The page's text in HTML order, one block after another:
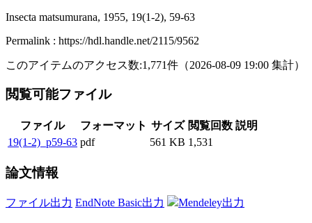
Insecta matsumurana, 1955, 19(1-2), 59-63
Permalink : https://hdl.handle.net/2115/9562
このアイテムのアクセス数:1,771件 （2026-08-09 19:00 集計）
閲覧可能ファイル
ファイル フォーマット サイズ 閲覧回数 説明
19(1-2)_p59-63 pdf 561 KB 1,531
論文情報
ファイル出力 EndNote Basic出力 Mendeley出力